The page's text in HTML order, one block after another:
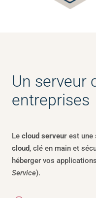
Un serveur
entreprises
Le cloud serveur est une
cloud, clé en main et
héberger vos
Service).